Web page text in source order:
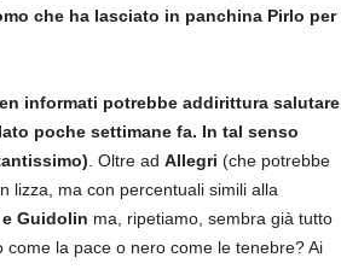
che ha lasciato in panchina Pirlo per
informati potrebbe addirittura salutare
poche settimane fa. In tal senso
. Oltre ad Allegri (che potrebbe
lizza, ma con percentuali simili alla
Guidolin ma, ripetiamo, sembra già tutto
come la pace o nero come le tenebre? Ai